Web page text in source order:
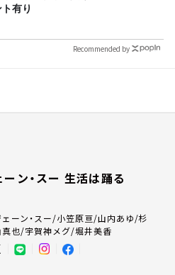
有り
Recommended by
ーン・スー 生活は踊る
ェーン・スー/小笠原亘/山内あゆ/杉
真也/宇賀神メグ/堀井美香